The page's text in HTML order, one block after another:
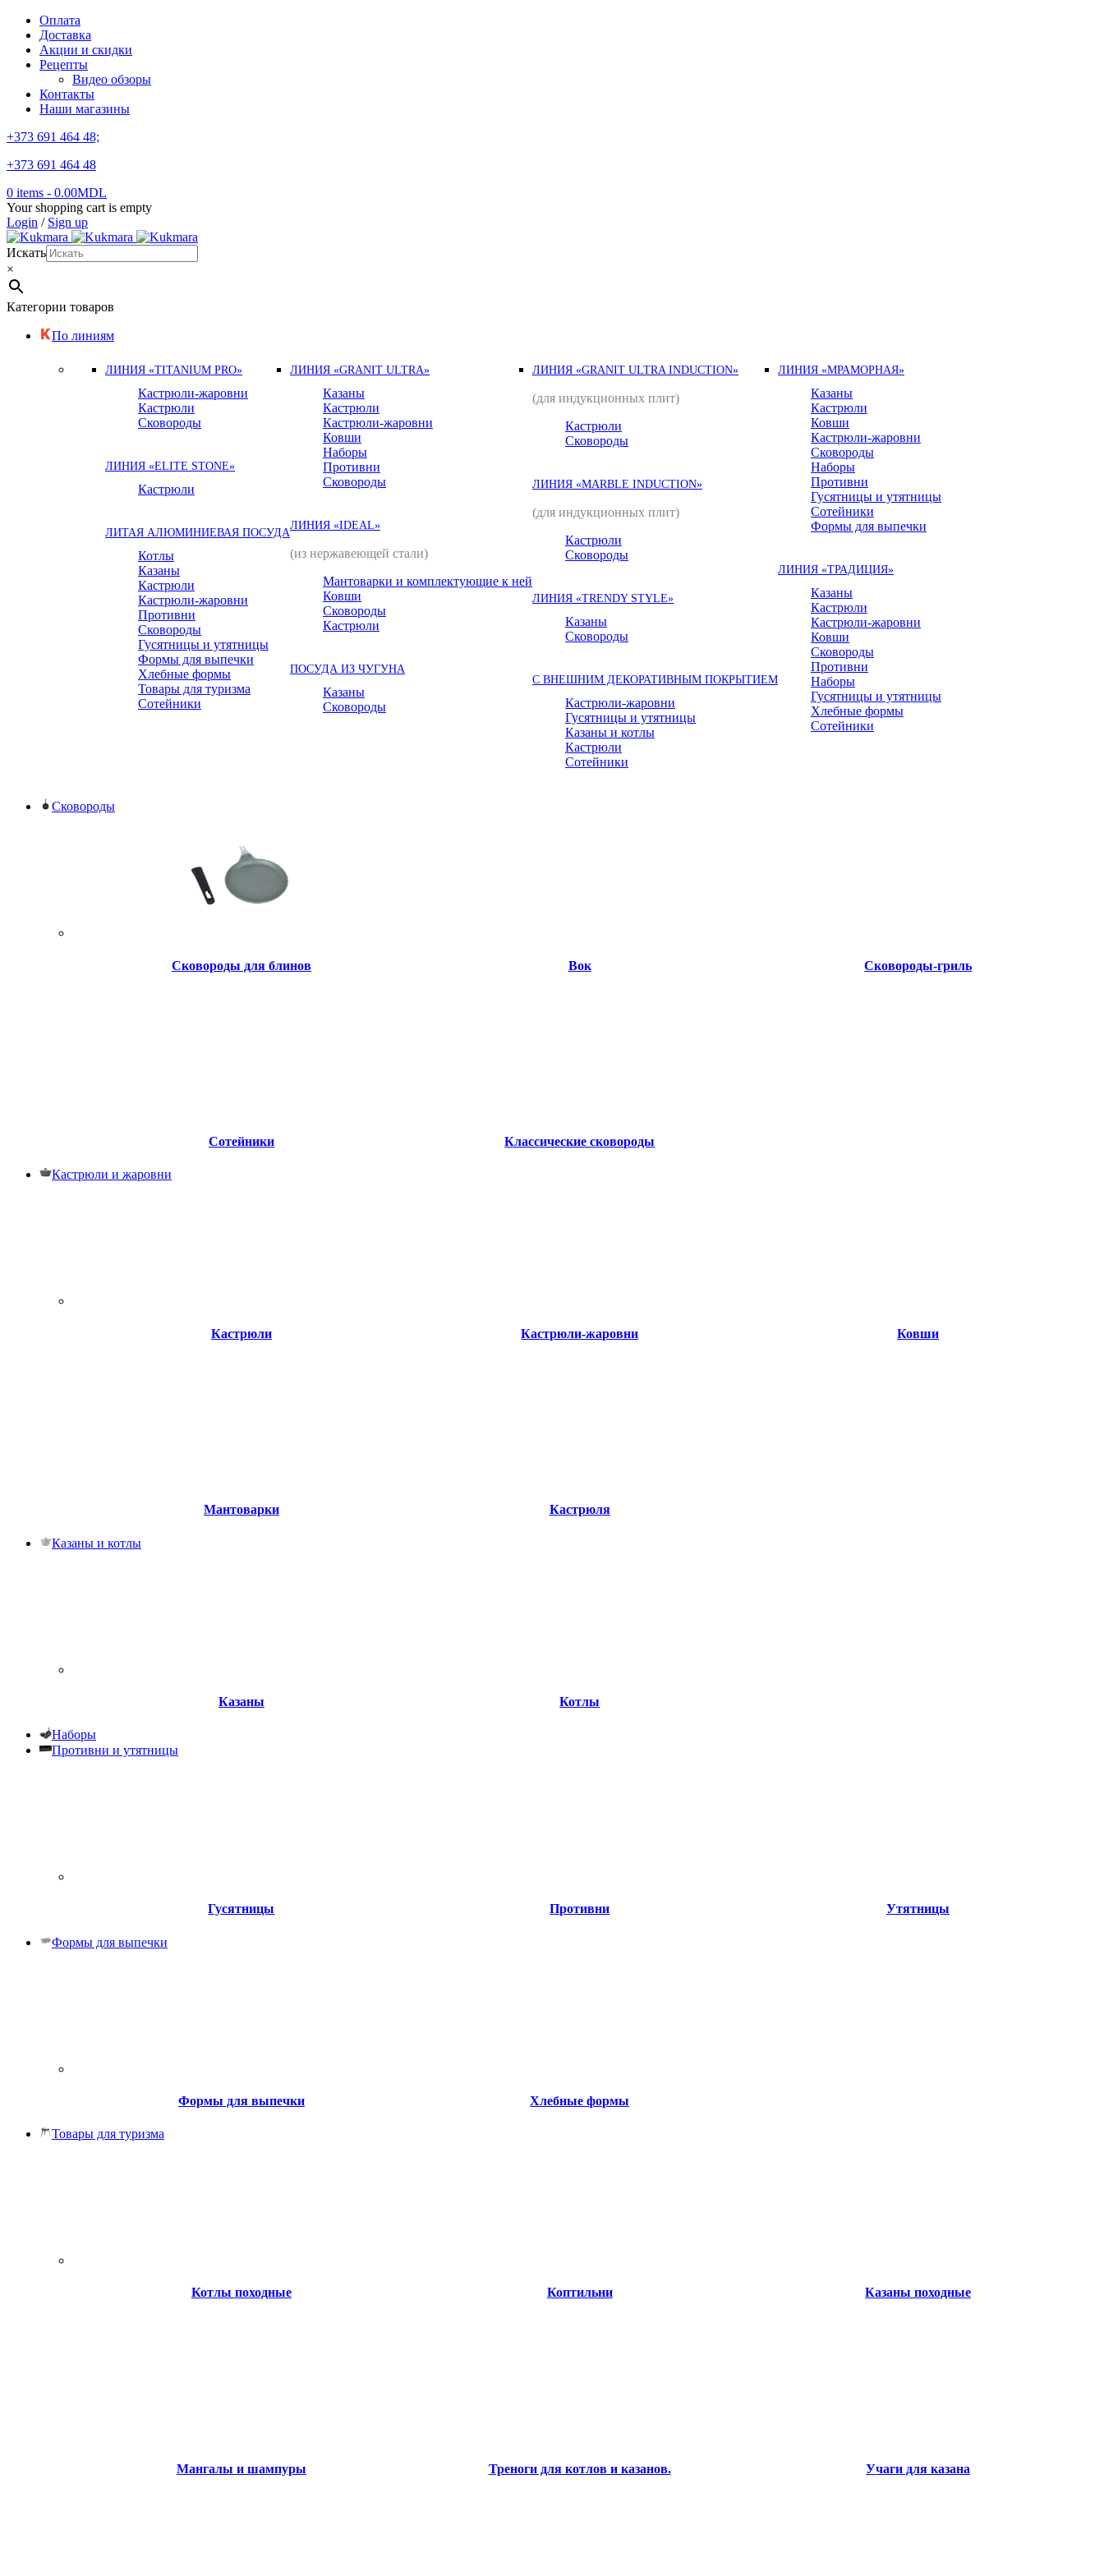
Оплата
Доставка
Акции и скидки
Рецепты
Видео обзоры
Контакты
Наши магазины
+373 691 464 48;
+373 691 464 48
0 items - 0.00MDL
Your shopping cart is empty
Login / Sign up
Искать
×
Категории товаров
По линиям
ЛИНИЯ «TITANIUM PRO»
Кастрюли-жаровни
Кастрюли
Сковороды
ЛИНИЯ «ELITE STONE»
Кастрюли
ЛИТАЯ АЛЮМИНИЕВАЯ ПОСУДА
Котлы
Казаны
Кастрюли
Кастрюли-жаровни
Противни
Сковороды
Гусятницы и утятницы
Формы для выпечки
Хлебные формы
Товары для туризма
Сотейники
ЛИНИЯ «GRANIT ULTRA»
Казаны
Кастрюли
Кастрюли-жаровни
Ковши
Наборы
Противни
Сковороды
ЛИНИЯ «IDEAL»
(из нержавеющей стали)
Мантоварки и комплектующие к ней
Ковши
Сковороды
Кастрюли
ПОСУДА ИЗ ЧУГУНА
Казаны
Сковороды
ЛИНИЯ «GRANIT ULTRA INDUCTION»
(для индукционных плит)
Кастрюли
Сковороды
ЛИНИЯ «MARBLE INDUCTION»
(для индукционных плит)
Кастрюли
Сковороды
ЛИНИЯ «TRENDY STYLE»
Казаны
Сковороды
С ВНЕШНИМ ДЕКОРАТИВНЫМ ПОКРЫТИЕМ
Кастрюли-жаровни
Гусятницы и утятницы
Казаны и котлы
Кастрюли
Сотейники
ЛИНИЯ «МРАМОРНАЯ»
Казаны
Кастрюли
Ковши
Кастрюли-жаровни
Сковороды
Наборы
Противни
Гусятницы и утятницы
Сотейники
Формы для выпечки
ЛИНИЯ «ТРАДИЦИЯ»
Казаны
Кастрюли
Кастрюли-жаровни
Ковши
Сковороды
Противни
Наборы
Гусятницы и утятницы
Хлебные формы
Сотейники
Сковороды
Сковороды для блинов Вок Сковороды-гриль
Сотейники Классические сковороды
Кастрюли и жаровни
Кастрюли Кастрюли-жаровни Ковши
Мантоварки Кастрюля
Казаны и котлы
Казаны Котлы
Наборы
Противни и утятницы
Гусятницы Противни Утятницы
Формы для выпечки
Формы для выпечки Хлебные формы
Товары для туризма
Котлы походные Коптильни Казаны походные
Мангалы и шампуры Треноги для котлов и казанов. Учаги для казана